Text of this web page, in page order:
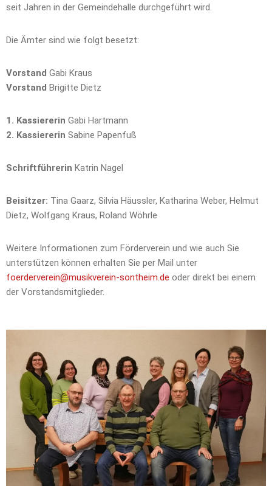
seit Jahren in der Gemeindehalle durchgeführt wird.
Die Ämter sind wie folgt besetzt:
Vorstand Gabi Kraus
Vorstand Brigitte Dietz
1. Kassiererin Gabi Hartmann
2. Kassiererin Sabine Papenfuß
Schriftführerin Katrin Nagel
Beisitzer: Tina Gaarz, Silvia Häussler, Katharina Weber, Helmut
Dietz, Wolfgang Kraus, Roland Wöhrle
Weitere Informationen zum Förderverein und wie auch Sie
unterstützen können erhalten Sie per Mail unter
foerderverein@musikverein-sontheim.de oder direkt bei einem
der Vorstandsmitglieder.